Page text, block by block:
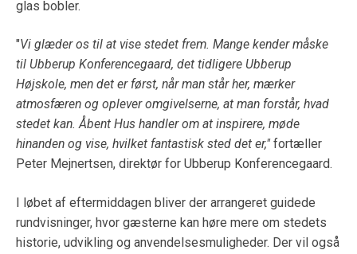
glas bobler.
"Vi glæder os til at vise stedet frem. Mange kender måske
til Ubberup Konferencegaard, det tidligere Ubberup
Højskole, men det er først, når man står her, mærker
atmosfæren og oplever omgivelserne, at man forstår, hvad
stedet kan. Åbent Hus handler om at inspirere, møde
hinanden og vise, hvilket fantastisk sted det er,"fortæller
Peter Mejnertsen, direktør for Ubberup Konferencegaard.
I løbet af eftermiddagen bliver der arrangeret guidede
rundvisninger, hvor gæsterne kan høre mere om stedets
historie, udvikling og anvendelsesmuligheder. Der vil også